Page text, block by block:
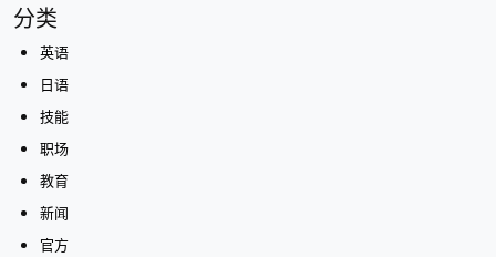
分类
英语
日语
技能
职场
教育
新闻
官方